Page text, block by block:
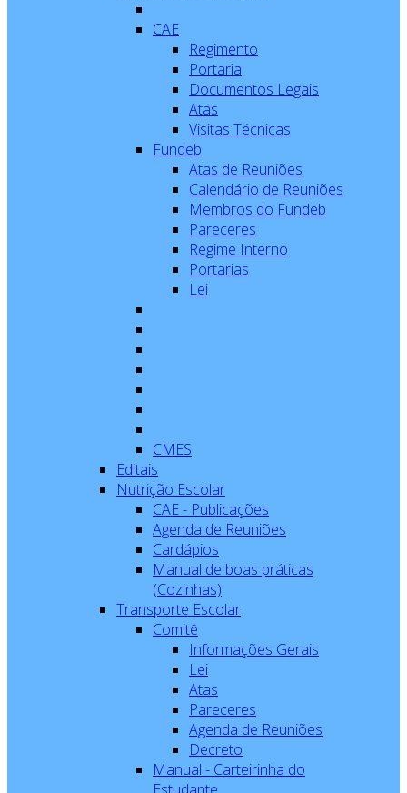
CAE
Regimento
Portaria
Documentos Legais
Atas
Visitas Técnicas
Fundeb
Atas de Reuniões
Calendário de Reuniões
Membros do Fundeb
Pareceres
Regime Interno
Portarias
Lei
CMES
Editais
Nutrição Escolar
CAE - Publicações
Agenda de Reuniões
Cardápios
Manual de boas práticas
(Cozinhas)
Transporte Escolar
Comitê
Informações Gerais
Lei
Atas
Pareceres
Agenda de Reuniões
Decreto
Manual - Carteirinha do